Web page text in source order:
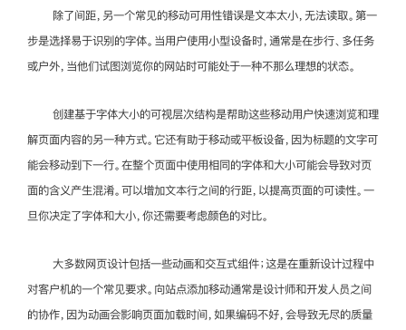
除了间距，另一个常见的移动可用性错误是文本太小，无法读取。第一
步是选择易于识别的字体。当用户使用小型设备时，通常是在步行、多任务
或户外，当他们试图浏览你的网站时可能处于一种不那么理想的状态。
创建基于字体大小的可视层次结构是帮助这些移动用户快速浏览和理
解页面内容的另一种方式。它还有助于移动或平板设备，因为标题的文字可
能会移动到下一行。在整个页面中使用相同的字体和大小可能会导致对页
面的含义产生混淆。可以增加文本行之间的行距，以提高页面的可读性。一
旦你决定了字体和大小，你还需要考虑颜色的对比。
大多数网页设计包括一些动画和交互式组件；这是在重新设计过程中
对客户机的一个常见要求。向站点添加移动通常是设计师和开发人员之间
的协作，因为动画会影响页面加载时间，如果编码不好，会导致无尽的质量